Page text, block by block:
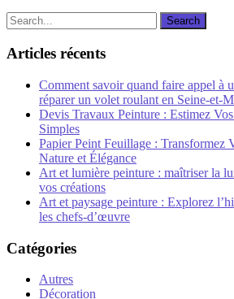
Articles récents
Comment savoir quand faire appel à
réparer un volet roulant en Seine-et-
Devis Travaux Peinture : Estimez
Simples
Papier Peint Feuillage : Transformez
Nature et Élégance
Art et lumière peinture : maîtriser la
vos créations
Art et paysage peinture : Explorez
les chefs-d’œuvre
Catégories
Autres
Décoration